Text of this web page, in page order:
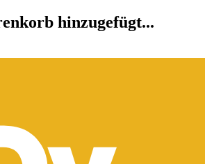
hinzugefügt...